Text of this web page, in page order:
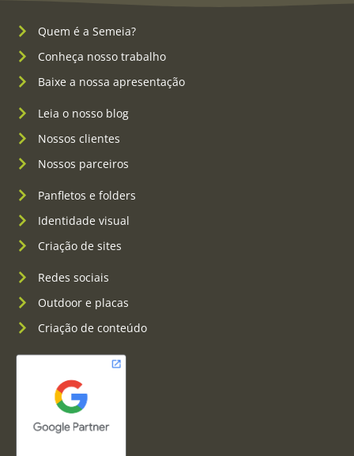
Quem é a Semeia?
Conheça nosso trabalho
Baixe a nossa apresentação
Leia o nosso blog
Nossos clientes
Nossos parceiros
Panfletos e folders
Identidade visual
Criação de sites
Redes sociais
Outdoor e placas
Criação de conteúdo